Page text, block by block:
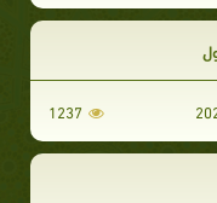
1237